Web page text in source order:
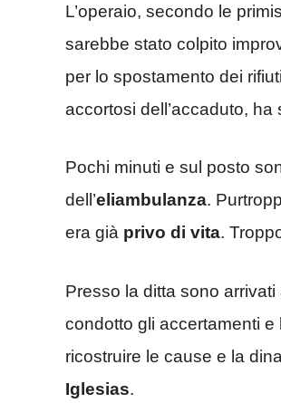
L’operaio, secondo le
sarebbe stato colpito
per lo spostamento dei
accortosi dell’accaduto,
Pochi minuti e sul posto
dell’eliambulanza.
era già privo di vita.
Presso la ditta sono arrivati
condotto gli accertamenti e
ricostruire le cause e la
Iglesias.